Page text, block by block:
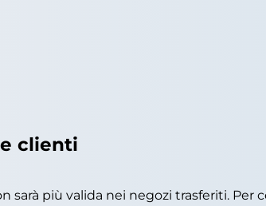
clienti
sarà più valida nei negozi trasferiti.